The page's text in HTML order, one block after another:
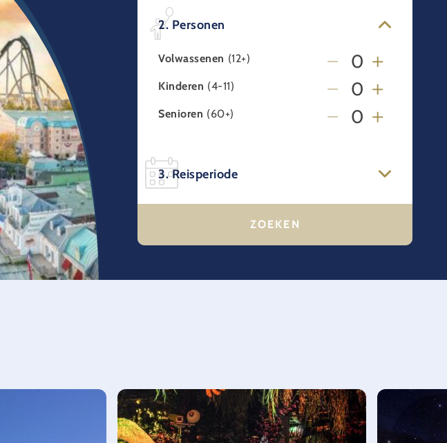
2. Personen
Volwassenen (12+)
Kinderen (4-11)
Senioren (60+)
3. Reisperiode